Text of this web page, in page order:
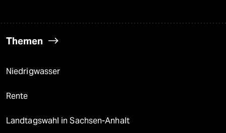
Themen
Niedrigwasser
Rente
Landtagswahl in Sachsen-Anhalt